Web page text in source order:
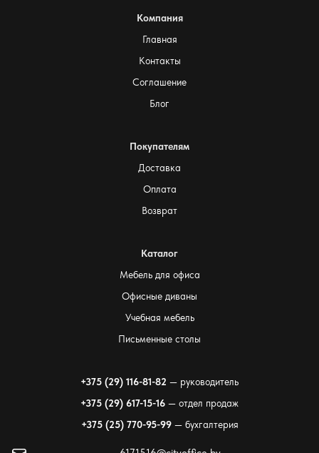
Компания
Главная
Контакты
Соглашение
Блог
Покупателям
Доставка
Оплата
Возврат
Каталог
Мебель для офиса
Офисные диваны
Учебная мебель
Письменные столы
+375 (29) 116-81-82 — руководитель
+375 (29) 617-15-16 — отдел продаж
+375 (25) 770-95-99— бухгалтерия